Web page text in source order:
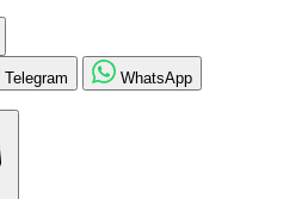
Telegram WhatsApp